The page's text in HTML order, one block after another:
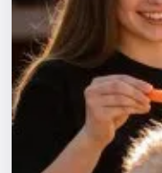
Спорт
События
Города
Площадки